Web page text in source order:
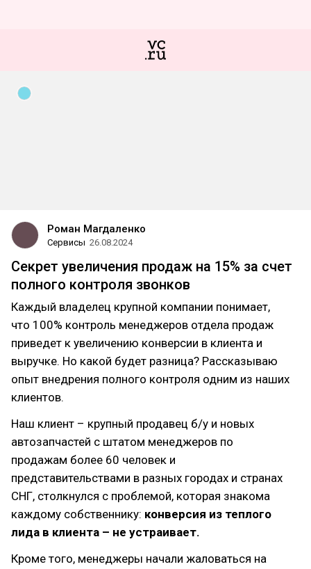
Роман Магдаленко
Сервисы 26.08.2024
Секрет увеличения продаж на 15% за счет
полного контроля звонков
Каждый владелец крупной компании понимает,
что 100% контроль менеджеров отдела продаж
приведет к увеличению конверсии в клиента и
выручке. Но какой будет разница? Рассказываю
опыт внедрения полного контроля одним из наших
клиентов.
Наш клиент – крупный продавец б/у и новых
автозапчастей с штатом менеджеров по
продажам более 60 человек и
представительствами в разных городах и странах
СНГ, столкнулся с проблемой, которая знакома
каждому собственнику: конверсия из теплого
лида в клиента – не устраивает.
Кроме того, менеджеры начали жаловаться на